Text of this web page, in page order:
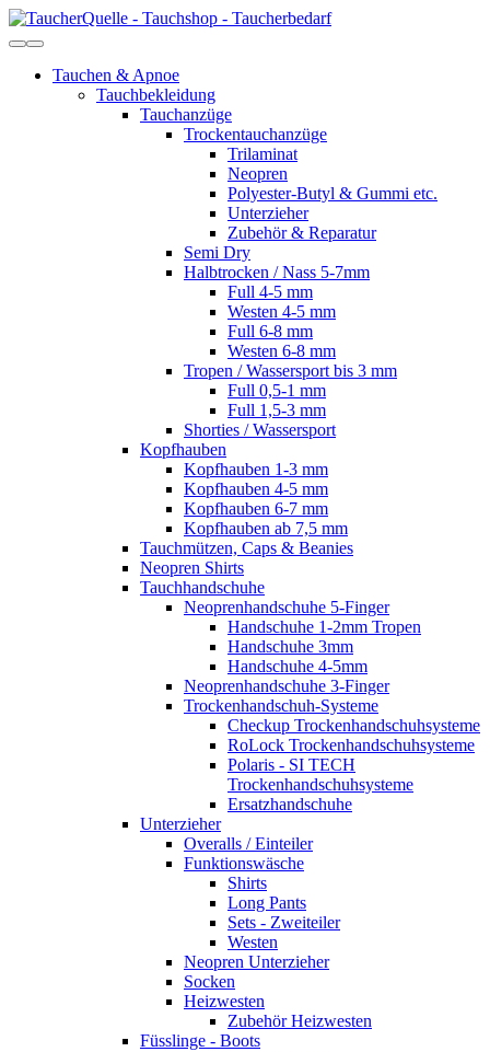
Tauchen & Apnoe
Tauchbekleidung
Tauchanzüge
Trockentauchanzüge
Trilaminat
Neopren
Polyester-Butyl & Gummi etc.
Unterzieher
Zubehör & Reparatur
Semi Dry
Halbtrocken / Nass 5-7mm
Full 4-5 mm
Westen 4-5 mm
Full 6-8 mm
Westen 6-8 mm
Tropen / Wassersport bis 3 mm
Full 0,5-1 mm
Full 1,5-3 mm
Shorties / Wassersport
Kopfhauben
Kopfhauben 1-3 mm
Kopfhauben 4-5 mm
Kopfhauben 6-7 mm
Kopfhauben ab 7,5 mm
Tauchmützen, Caps & Beanies
Neopren Shirts
Tauchhandschuhe
Neoprenhandschuhe 5-Finger
Handschuhe 1-2mm Tropen
Handschuhe 3mm
Handschuhe 4-5mm
Neoprenhandschuhe 3-Finger
Trockenhandschuh-Systeme
Checkup Trockenhandschuhsysteme
RoLock Trockenhandschuhsysteme
Polaris - SI TECH
Trockenhandschuhsysteme
Ersatzhandschuhe
Unterzieher
Overalls / Einteiler
Funktionswäsche
Shirts
Long Pants
Sets - Zweiteiler
Westen
Neopren Unterzieher
Socken
Heizwesten
Zubehör Heizwesten
Füsslinge - Boots